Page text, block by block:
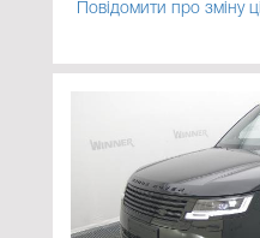
Повідомити про зміну